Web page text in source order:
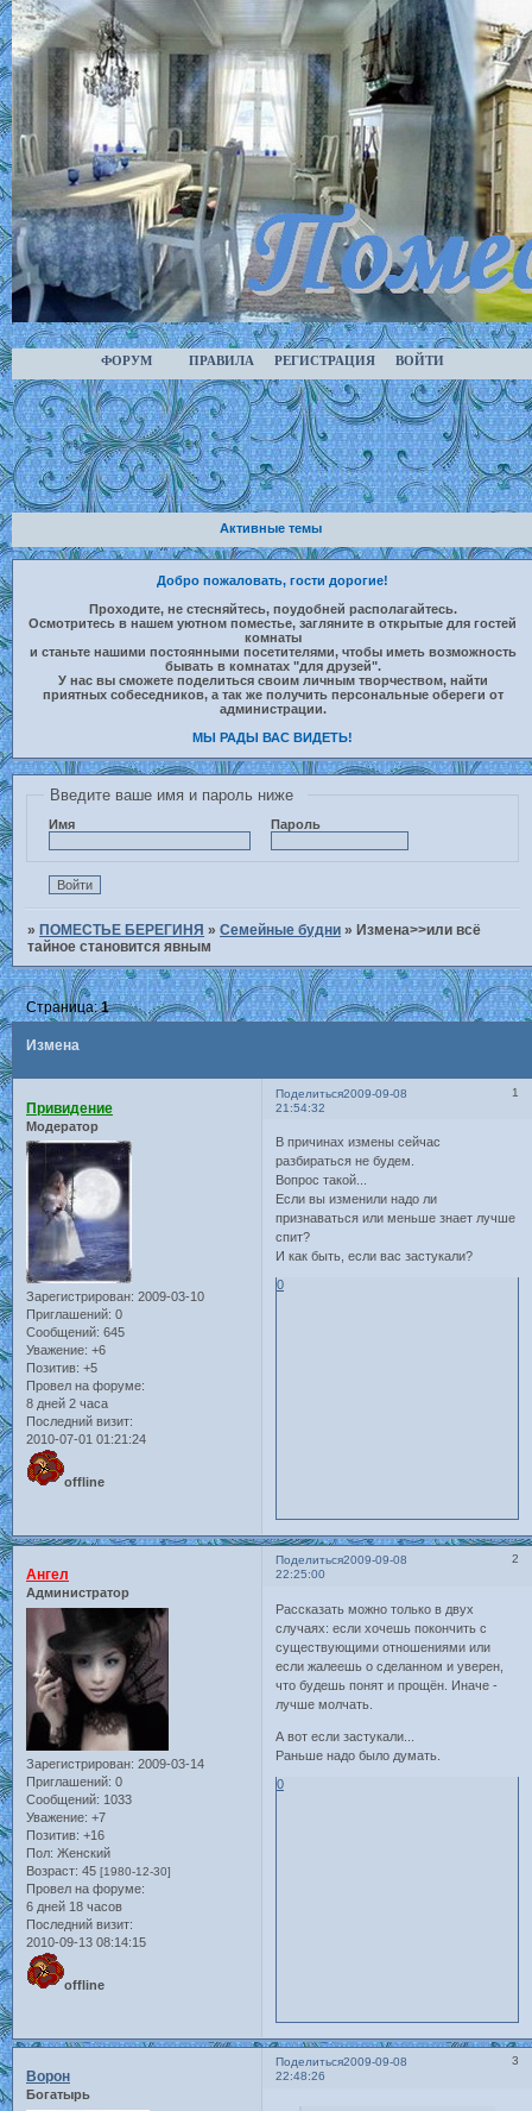
ФОРУМ ПРАВИЛА РЕГИСТРАЦИЯ ВОЙТИ
Активные темы
Добро пожаловать, гости дорогие!
Проходите, не стесняйтесь, поудобней располагайтесь.
Осмотритесь в нашем уютном поместье, загляните в открытые для гостей
комнаты
и станьте нашими постоянными посетителями, чтобы иметь возможность
бывать в комнатах "для друзей".
У нас вы сможете поделиться своим личным творчеством, найти
приятных собеседников, а так же получить персональные обереги от
администрации.
МЫ РАДЫ ВАС ВИДЕТЬ!
Введите ваше имя и пароль ниже
Имя Пароль
»ПОМЕСТЬЕ БЕРЕГИНЯ »Семейные будни »Измена>>или всё
тайное становится явным
Измена
Страница:1
Поделиться 1
2009-09-08
21:54:32
Привидение
Модератор
Зарегистрирован: 2009-03-10
Приглашений: 0
Сообщений: 645
Уважение: +6
Позитив: +5
Провел на форуме:
8 дней 2 часа
Последний визит:
2010-07-01 01:21:24
offline
В причинах измены сейчас
разбираться не будем.
Вопрос такой...
Если вы изменили надо ли
признаваться или меньше знает лучше
спит?
И как быть, если вас застукали?
0
Поделиться 2
2009-09-08
22:25:00
Ангел
Администратор
Зарегистрирован: 2009-03-14
Приглашений: 0
Сообщений: 1033
Уважение: +7
Позитив: +16
Пол: Женский
Возраст: 45 [1980-12-30]
Провел на форуме:
6 дней 18 часов
Последний визит:
2010-09-13 08:14:15
offline
Рассказать можно только в двух
случаях: если хочешь покончить с
существующими отношениями или
если жалеешь о сделанном и уверен,
что будешь понят и прощён. Иначе -
лучше молчать.
А вот если застукали...
Раньше надо было думать.
0
Поделиться 3
2009-09-08
22:48:26
Ворон
Богатырь